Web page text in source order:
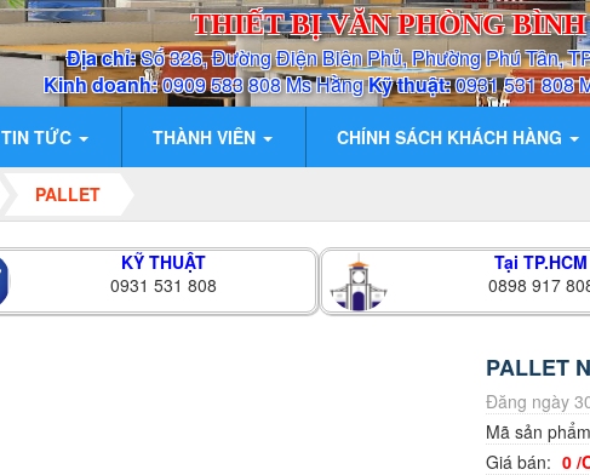
THIẾT BỊ VĂN PHÒNG
Địa chỉ:Số 326, Đường Điện Biên Phủ, Phường Phú Tân,
Kinh doanh:0909 583 808 Ms HằngKỹ thuật:0931 531 808
TIN TỨC THÀNH VIÊN CHÍNH SÁCH KHÁCH HÀNG
PALLET
KỸ THUẬT
0931 531 808
Tại TP.HCM
0898 917
PALLET
Đăng ngày
Mã sản
Giá bán: 0 /